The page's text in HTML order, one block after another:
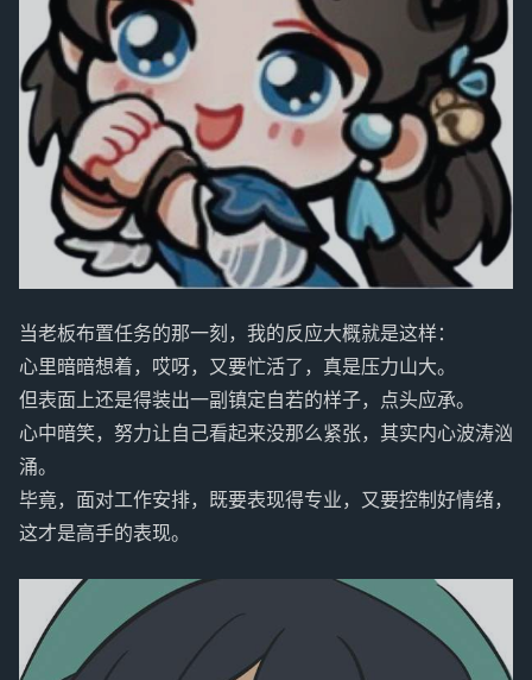
当老板布置任务的那一刻，我的反应大概就是这样：
心里暗暗想着，哎呀，又要忙活了，真是压力山大。
但表面上还是得装出一副镇定自若的样子，点头应承。
心中暗笑，努力让自己看起来没那么紧张，其实内心波涛汹
涌。
毕竟，面对工作安排，既要表现得专业，又要控制好情绪，
这才是高手的表现。